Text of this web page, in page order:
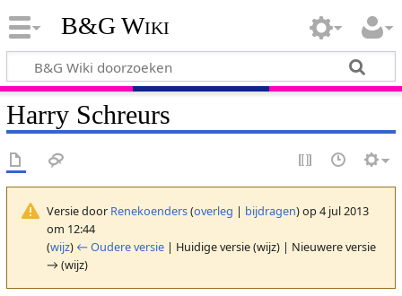
B&G Wiki
Harry Schreurs
Versie door Renekoenders(overleg | bijdragen)op 4 jul 2013
om 12:44
(wijz) ← Oudere versie| Huidige versie (wijz) | Nieuwere versie
→ (wijz)